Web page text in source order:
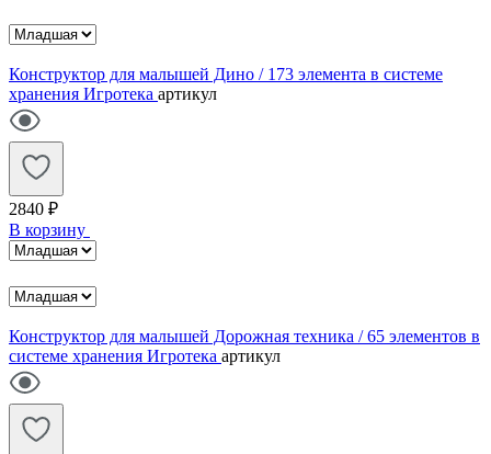
Конструктор для малышей Дино / 173 элемента в системе
хранения Игротека артикул
2840 ₽
В корзину
Конструктор для малышей Дорожная техника / 65 элементов в
системе хранения Игротека артикул